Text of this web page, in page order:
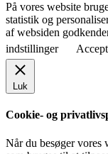
På vores website
statistik og
af websiden
indstillinger
Luk
Cookie- og
Når du besøger vores